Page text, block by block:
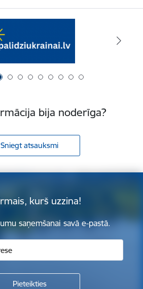
bija noderīga?
Sniegt atsauksmi
kurš uzzina!
saņemšanai savā e-pastā.